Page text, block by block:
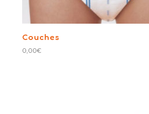
Couches
0,00€